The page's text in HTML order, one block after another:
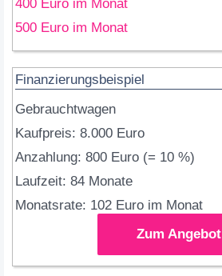
400 Euro im Monat
500 Euro im Monat
Finanzierungsbeispiel
Gebrauchtwagen
Kaufpreis: 8.000 Euro
Anzahlung: 800 Euro (= 10 %)
Laufzeit: 84 Monate
Monatsrate: 102 Euro im Monat
Zum Angebot